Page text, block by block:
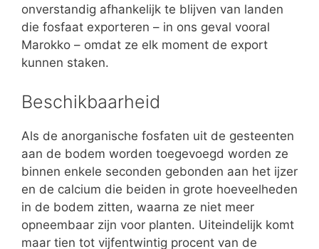
onverstandig afhankelijk te blijven van landen
die fosfaat exporteren – in ons geval vooral
Marokko – omdat ze elk moment de export
kunnen staken.
Beschikbaarheid
Als de anorganische fosfaten uit de gesteenten
aan de bodem worden toegevoegd worden ze
binnen enkele seconden gebonden aan het ijzer
en de calcium die beiden in grote hoeveelheden
in de bodem zitten, waarna ze niet meer
opneembaar zijn voor planten. Uiteindelijk komt
maar tien tot vijfentwintig procent van de